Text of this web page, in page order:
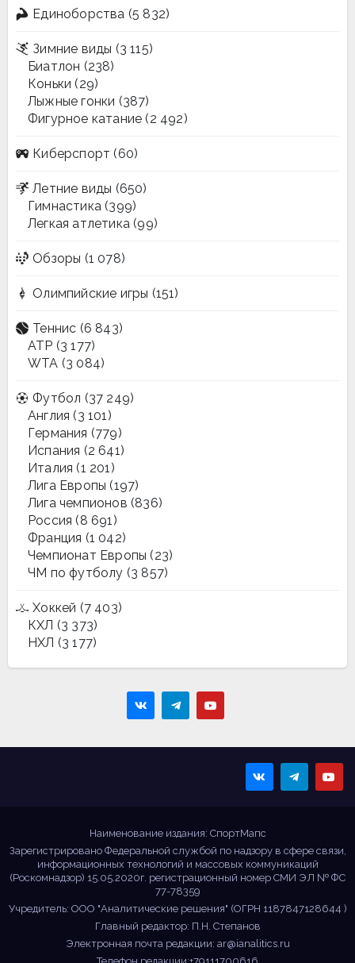
Единоборства (5 832)
Зимние виды (3 115)
Биатлон (238)
Коньки (29)
Лыжные гонки (387)
Фигурное катание (2 492)
Киберспорт (60)
Летние виды (650)
Гимнастика (399)
Легкая атлетика (99)
Обзоры (1 078)
Олимпийские игры (151)
Теннис (6 843)
ATP (3 177)
WTA (3 084)
Футбол (37 249)
Англия (3 101)
Германия (779)
Испания (2 641)
Италия (1 201)
Лига Европы (197)
Лига чемпионов (836)
Россия (8 691)
Франция (1 042)
Чемпионат Европы (23)
ЧМ по футболу (3 857)
Хоккей (7 403)
КХЛ (3 373)
НХЛ (3 177)
Наименование издания: СпортМапс
Зарегистрировано Федеральной службой по надзору в сфере связи,
информационных технологий и массовых коммуникаций
(Роскомнадзор) 15.05.2020г. регистрационный номер СМИ ЭЛ № ФС
77-78359
Учредитель: ООО "Аналитические решения" (ОГРН 1187847128644 )
Главный редактор: П.Н. Степанов
Электронная почта редакции: ar@ianalitics.ru